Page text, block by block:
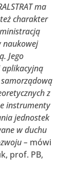
ma
charakter
naukowej
Jego
aplikacyjną
z
instrumenty
jednostek
w duchu
– mówi
prof. PB,